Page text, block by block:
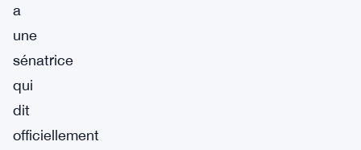
a
une
sénatrice
qui
dit
officiellement